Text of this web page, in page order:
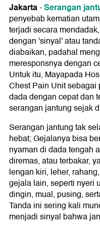
Jakarta-Serangan
penyebab kematian
terjadi secara
dengan 'sinyal' atau
diabaikan, padahal
meresponsnya dengan
Untuk itu, Mayapada
Chest Pain Unit sebagai
dada dengan cepat dan
serangan jantung sejak
Serangan jantung tak
hebat; Gejalanya bisa
nyaman di dada tengah
diremas, atau terbakar,
lengan kiri, leher,
gejala lain, seperti nyeri
dingin, mual, pusing,
Tanda ini sering kali
menjadi sinyal bahwa